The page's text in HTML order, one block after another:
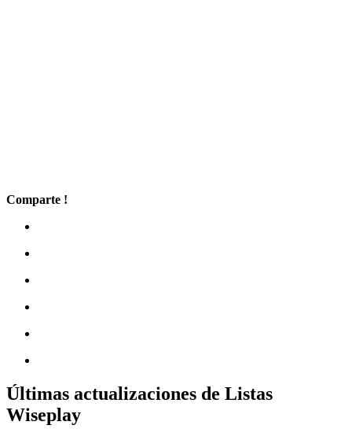
Comparte !
Últimas actualizaciones de Listas
Wiseplay